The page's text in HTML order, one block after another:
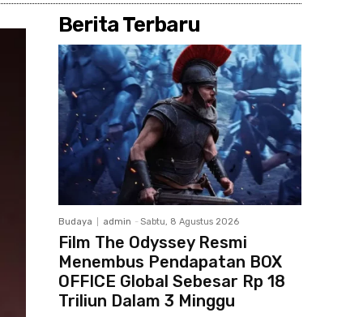
Berita Terbaru
Budaya admin - Sabtu, 8 Agustus 2026
Film The Odyssey Resmi
Menembus Pendapatan BOX
OFFICE Global Sebesar Rp 18
Triliun Dalam 3 Minggu